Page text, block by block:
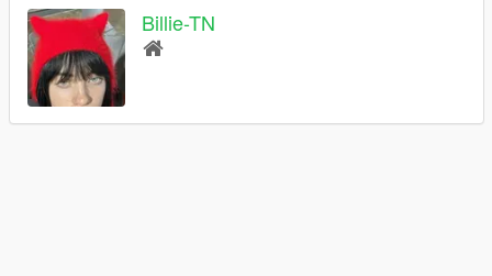
Billie-TN